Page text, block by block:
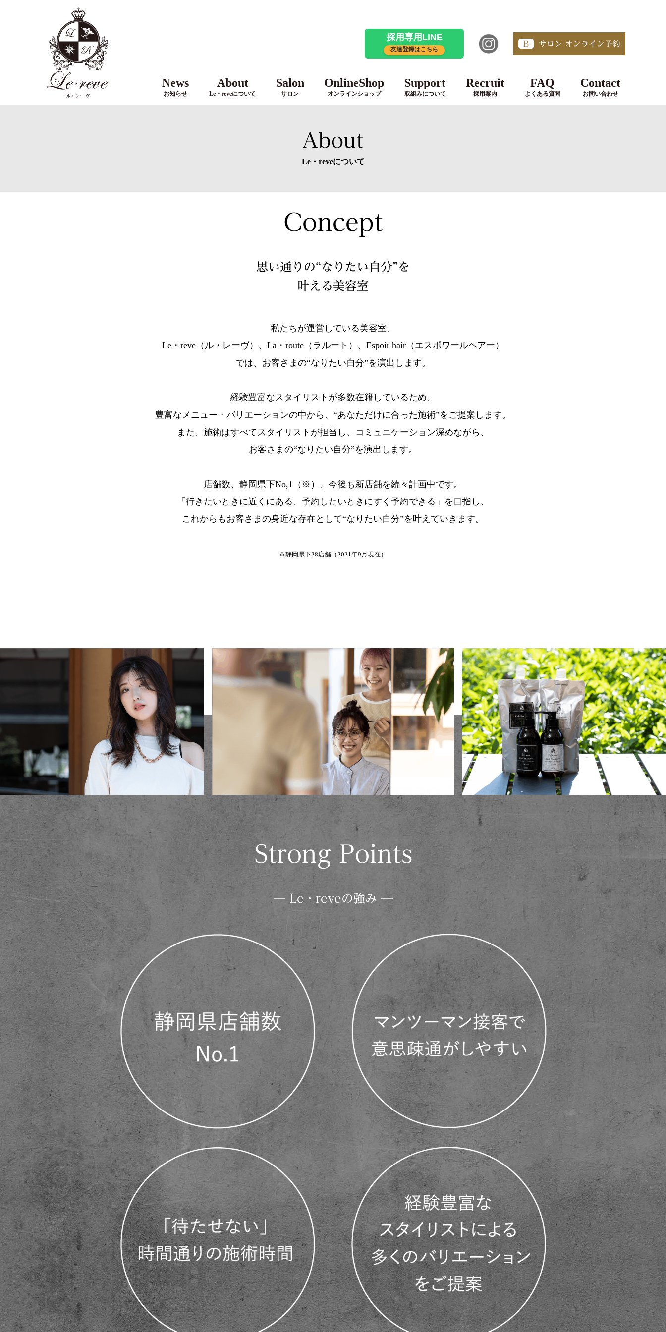
News
お知らせ
About
Le・reveについて
Salon
サロン
OnlineShop
オンラインショップ
Support
取組みについて
Recruit
採用案内
FAQ
よくある質問
Contact
お問い合わせ
採用専用LINE
友達登録はこちら
B サロン オンライン予約
About
Le・reveについて
Concept
思い通りの“なりたい自分”を
叶える美容室
私たちが運営している美容室、
Le・reve（ル・レーヴ）、La・route（ラルート）、Espoir hair（エスポワールヘアー）
では、お客さまの“なりたい自分”を演出します。
経験豊富なスタイリストが多数在籍しているため、
豊富なメニュー・バリエーションの中から、“あなただけに合った施術”をご提案します。
また、施術はすべてスタイリストが担当し、コミュニケーション深めながら、
お客さまの“なりたい自分”を演出します。
店舗数、静岡県下No,1（※）、今後も新店舗を続々計画中です。
「行きたいときに近くにある、予約したいときにすぐ予約できる」を目指し、
これからもお客さまの身近な存在として“なりたい自分”を叶えていきます。
※静岡県下28店舗（2021年9月現在）
Strong Points
― Le・reveの強み ―